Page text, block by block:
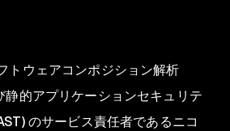
トウェアコンポジション解析
静的アプリケーションセキュリテ
のサービス責任者であるニコ